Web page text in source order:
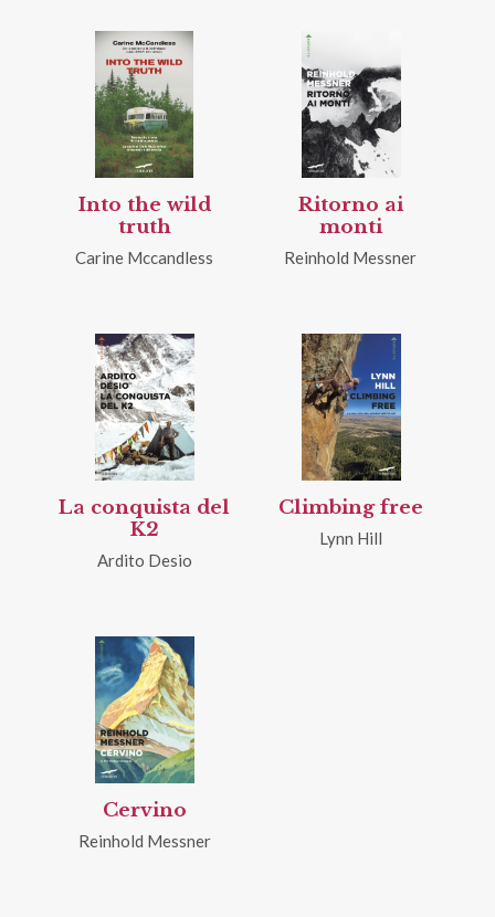
Into the wild
truth
Carine Mccandless
Ritorno ai
monti
Reinhold Messner
La conquista del
K2
Ardito Desio
Climbing free
Lynn Hill
Cervino
Reinhold Messner